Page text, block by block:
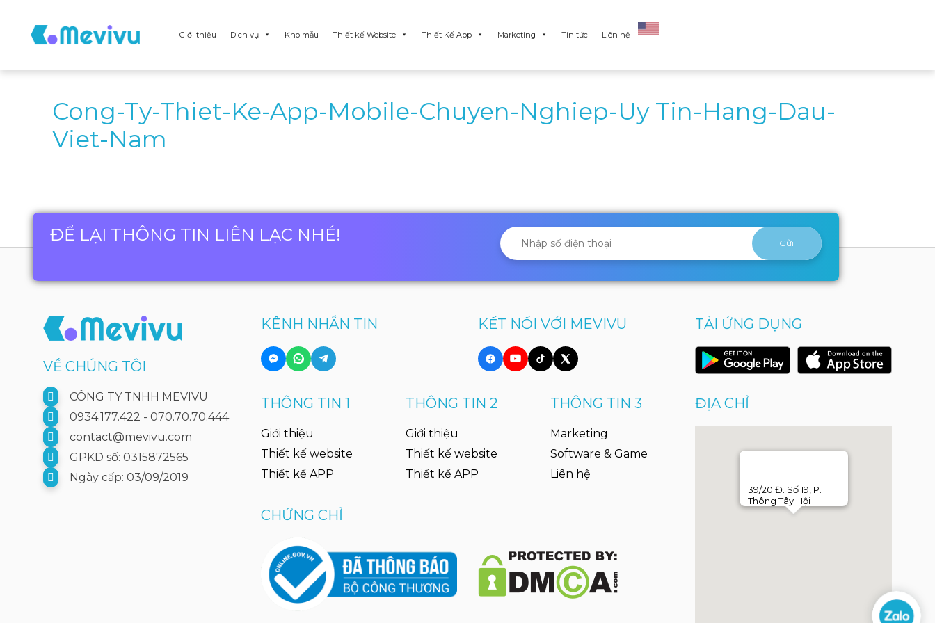
Giới thiệu Dịch vụ Kho mẫu Thiết kế Website Thiết Kế App Marketing Tin tức Liên hệ
Cong-Ty-Thiet-Ke-App-Mobile-Chuyen-Nghiep-Uy Tin-Hang-Dau-
Viet-Nam
ĐỂ LẠI THÔNG TIN LIÊN LẠC NHÉ!
VỀ CHÚNG TÔI
CÔNG TY TNHH MEVIVU
0934.177.422 - 070.70.70.444
contact@mevivu.com
GPKD số: 0315872565
Ngày cấp: 03/09/2019
KÊNH NHẮN TIN KẾT NỐI VỚI MEVIVU TẢI ỨNG DỤNG
THÔNG TIN 1
Giới thiệu
Thiết kế website
Thiết kế APP
THÔNG TIN 2
Giới thiệu
Thiết kế website
Thiết kế APP
THÔNG TIN 3
Marketing
Software & Game
Liên hệ
CHỨNG CHỈ
ĐỊA CHỈ
39/20 Đ. Số 19, P.
Thông Tây Hội